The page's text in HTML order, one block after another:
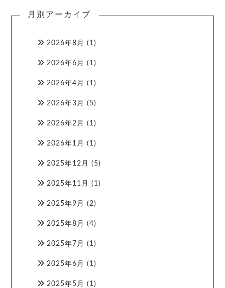
月別アーカイブ
2026年8月 (1)
2026年6月 (1)
2026年4月 (1)
2026年3月 (5)
2026年2月 (1)
2026年1月 (1)
2025年12月 (5)
2025年11月 (1)
2025年9月 (2)
2025年8月 (4)
2025年7月 (1)
2025年6月 (1)
2025年5月 (1)